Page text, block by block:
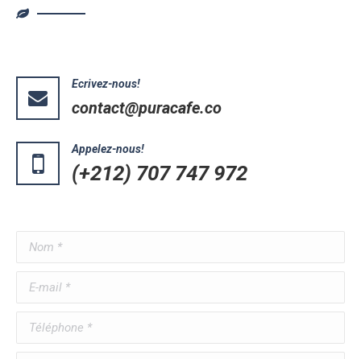
Ecrivez-nous!
contact@puracafe.co
Appelez-nous!
(+212) 707 747 972
Nom *
E-mail *
Téléphone *